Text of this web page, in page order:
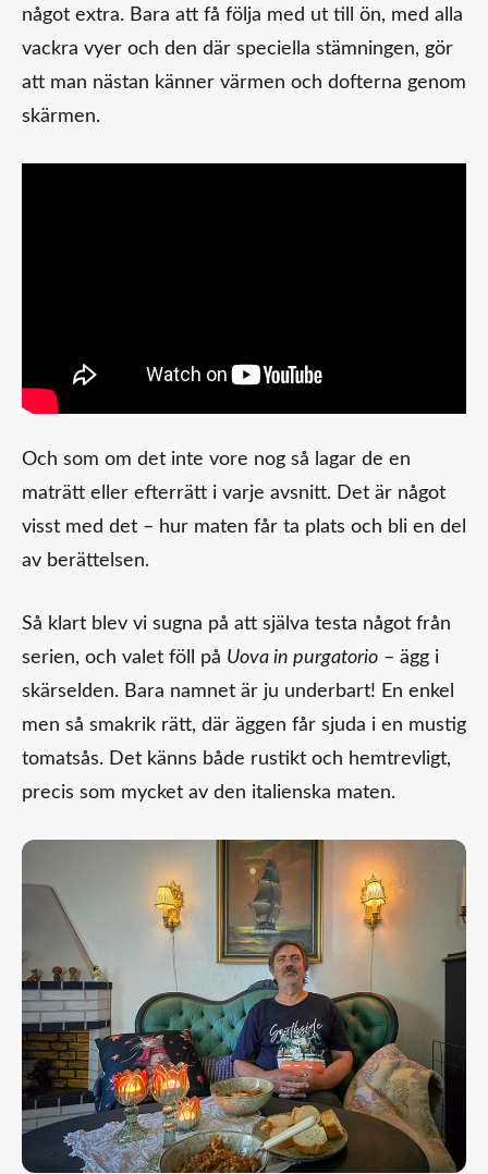
något extra. Bara att få följa med ut till ön, med alla
vackra vyer och den där speciella stämningen, gör
att man nästan känner värmen och dofterna genom
skärmen.
Och som om det inte vore nog så lagar de en
maträtt eller efterrätt i varje avsnitt. Det är något
visst med det – hur maten får ta plats och bli en del
av berättelsen.
Så klart blev vi sugna på att själva testa något från
serien, och valet föll på Uova in purgatorio – ägg i
skärselden. Bara namnet är ju underbart! En enkel
men så smakrik rätt, där äggen får sjuda i en mustig
tomatsås. Det känns både rustikt och hemtrevligt,
precis som mycket av den italienska maten.